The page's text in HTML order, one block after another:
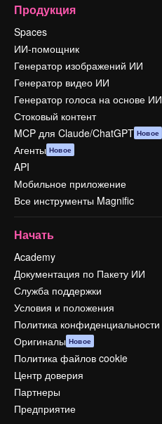
Продукция
Spaces
ИИ-помощник
Генератор изображений ИИ
Генератор видео ИИ
Генератор голоса на основе ИИ
Стоковый контент
MCP для Claude/ChatGPT Новое
Агенты Новое
API
Мобильное приложение
Все инструменты Magnific
Начать
Academy
Документация по Пакету ИИ
Служба поддержки
Условия и положения
Политика конфиденциальности
Оригиналы Новое
Политика файлов cookie
Центр доверия
Партнеры
Предприятие